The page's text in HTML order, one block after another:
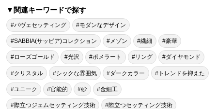
▼関連キーワードで探す
#パヴェセッティング #モダンなデザイン
#SABBIA(サッビア)コレクション #メゾン #繊細 #豪華
#ローズゴールド #光沢 #ポメラート #リング #ダイヤモンド
#クリスタル #シックな雰囲気 #ダークカラー #トレンドを抑えた
#ユニーク #官能的 #砂 #金細工
#際立つジェムセッティング技術 #際立つセッティング技術